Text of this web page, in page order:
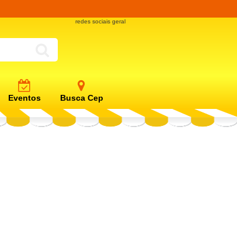
redes sociais geral
Eventos Busca Cep